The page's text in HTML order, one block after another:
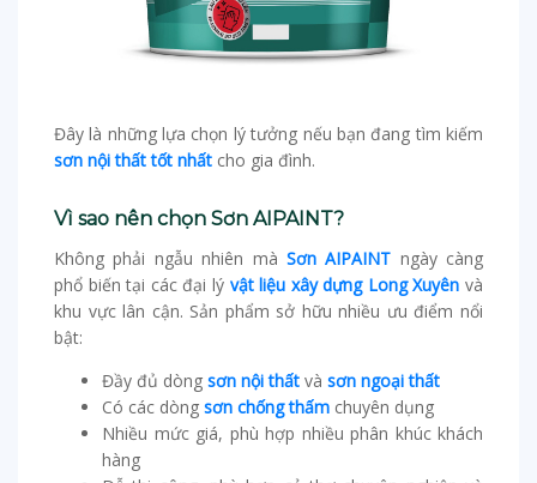
Đây là những lựa chọn lý tưởng nếu bạn đang tìm kiếm
sơn nội thất tốt nhất cho gia đình.
Vì sao nên chọn Sơn AIPAINT?
Không phải ngẫu nhiên mà Sơn AIPAINT ngày càng
phổ biến tại các đại lý vật liệu xây dựng Long Xuyên và
khu vực lân cận. Sản phẩm sở hữu nhiều ưu điểm nổi
bật:
Đầy đủ dòng sơn nội thất và sơn ngoại thất
Có các dòng sơn chống thấm chuyên dụng
Nhiều mức giá, phù hợp nhiều phân khúc khách
hàng